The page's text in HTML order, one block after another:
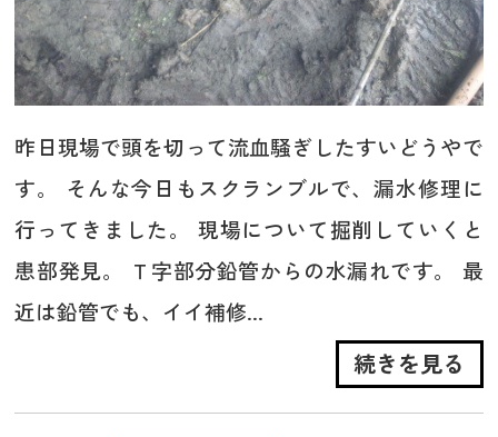
昨日現場で頭を切って流血騒ぎしたすいどうやで
す。 そんな今日もスクランブルで、漏水修理に
行ってきました。 現場について掘削していくと
患部発見。 Ｔ字部分鉛管からの水漏れです。 最
近は鉛管でも、イイ補修...
続きを見る